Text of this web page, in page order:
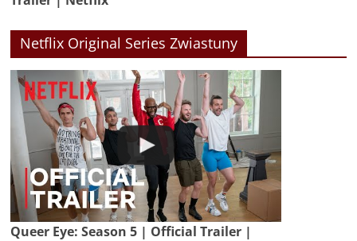
Netflix Original Series Zwiastuny
Queer Eye: Season 5 | Official Trailer |